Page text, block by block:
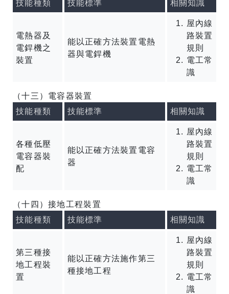
技能種類 技能標準 相關知識
電熱器及
電銲機之
裝置
能以正確方法裝置電熱
器與電銲機
屋內線
路裝置
規則
電工常
識
（十三）電容器裝置
技能種類
技能標準 相關知識
各種低壓
電容器裝
配
能以正確方法裝置電容
器
屋內線
路裝置
規則
電工常
識
（十四）接地工程裝置
技能種類
技能標準 相關知識
第三種接
地工程裝
置
能以正確方法施作第三
種接地工程
屋內線
路裝置
規則
電工常
識